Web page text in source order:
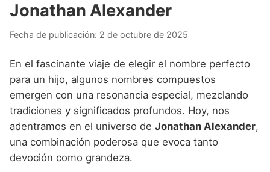
Nombres de niño que empiezan por D
Nombres de niño que empiezan por E
Nombres de niño que empiezan por F
Nombres de niño que empiezan por G
Nombres de niño que empiezan por H
Nombres de Niño Asturianos
Nombres de Niño Baleares
Nombres de Niño Canarios
Nombres de Niño Cantabros
Nombres de Niño Castellanos
Nombres de Niño Celtas
Nombres de Niño Egipcios
Nombres de Niño Griegos
Nombres de Niño Mitologicos
Nombres de Niño Alemanes
Nombres de Niño Americanos
Nombres de Niño Arabes
Nombres de Niño Chinos
Buscar
Jonathan Alexander
Fecha de publicación: 2 de octubre de 2025
En el fascinante viaje de elegir el nombre perfecto
para un hijo, algunos nombres compuestos
emergen con una resonancia especial, mezclando
tradiciones y significados profundos. Hoy, nos
adentramos en el universo de Jonathan Alexander,
una combinación poderosa que evoca tanto
devoción como grandeza.